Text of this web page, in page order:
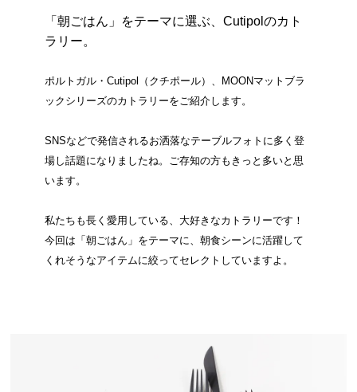
「朝ごはん」をテーマに選ぶ、Cutipolのカト
ラリー。
ポルトガル・Cutipol（クチポール）、MOONマットブラ
ックシリーズのカトラリーをご紹介します。
SNSなどで発信されるお洒落なテーブルフォトに多く登
場し話題になりましたね。ご存知の方もきっと多いと思
います。
私たちも長く愛用している、大好きなカトラリーです！
今回は「朝ごはん」をテーマに、朝食シーンに活躍して
くれそうなアイテムに絞ってセレクトしていますよ。